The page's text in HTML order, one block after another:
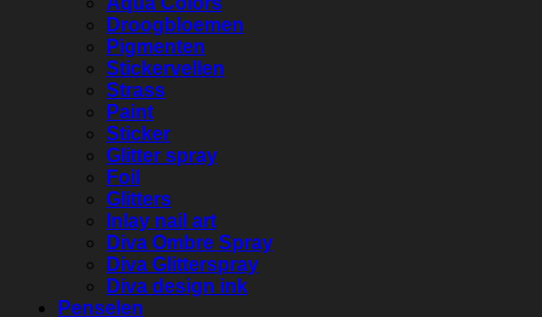
Droogbloemen
Pigmenten
Stickervellen
Strass
Paint
Sticker
Glitter spray
Foil
Glitters
Inlay nail art
Diva Ombre Spray
Diva Glitterspray
Diva design ink
Penselen